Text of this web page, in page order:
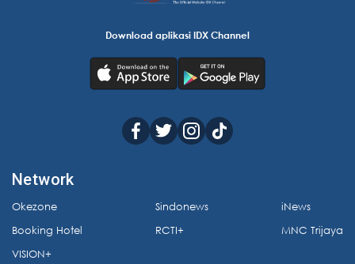
Download aplikasi IDX Channel
Network
Okezone
Booking Hotel
VISION+
Sindonews
RCTI+
iNews
MNC Trijaya